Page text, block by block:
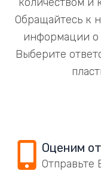
Обращайтесь к
информации о
Выберите
Оценим
Отправьте